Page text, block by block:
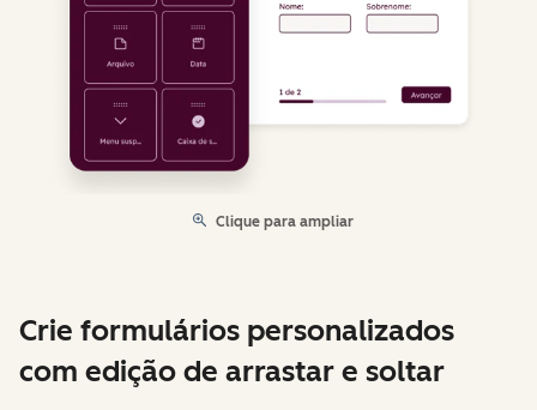
Clique para ampliar
Crie formulários personalizados
com edição de arrastar e soltar